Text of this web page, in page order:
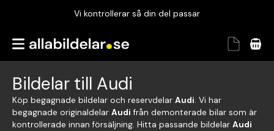
Vi kontrollerar så din del passar
Garanterad passform
Bildelar till Audi
Köp begagnade bildelar och reservdelar Audi. Vi har
begagnade originaldelar Audi från demonterade bilar som är
kontrollerade innan försäljning. Hitta passande bildelar Audi